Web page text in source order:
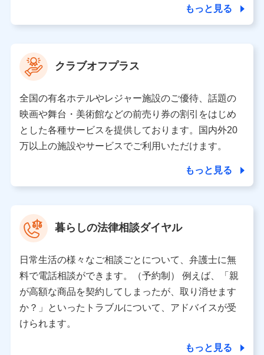
当社は利用目的の達成に必要な範囲内において個人情報
の取り扱いの全部または一部を委託する場合がありま
す。
個人データの共同利用
当社は株式会社NTTドコモとの間で、以下のとおり個
人データを共同利用します。
氏名、電話番号、メールアドレス、お客さまの識別子、属
性、連絡先、dポイントサービスのご利用に関する情報。例
として、dポイントカード番号、性別、年齢、家族構成、住
所、dポイント残高、dポイント利用履歴などが含まれます。
利用情報
当社又は株式会社NTTドコモが提供する各種サービスなどの
ご契約・ご利用などに関する情報。例として、当社又は株式
会社NTTドコモが提供する各種サービスのご契約状態・ご利
用履歴インターネット利用時の行動に関する情報、アプリケ
ーション利用時の行動に関する情報、購入されたサービスや
もっと見る
クラブオフプラス
全国の有名ホテルやレジャー施設のご優待、話題の
映画や舞台・美術館などの前売り券の割引をはじめ
とした各種サービスを提供しております。国内外20
万以上の施設やサービスでご利用いただけます。
もっと見る
暮らしの法律相談ダイヤル
日常生活の様々なご相談ごとについて、弁護士に無
料で電話相談ができます。（予約制） 例えば、「親
が高額な商品を契約してしまったが、取り消せます
か？」といったトラブルについて、アドバイスが受
けられます。
もっと見る